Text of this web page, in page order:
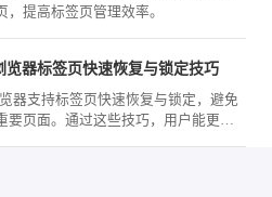
，提高标签页管理效率。
览器标签页快速恢复与锁定技巧
器支持标签页快速恢复与锁定，避免
要页面。通过这些技巧，用户能更好